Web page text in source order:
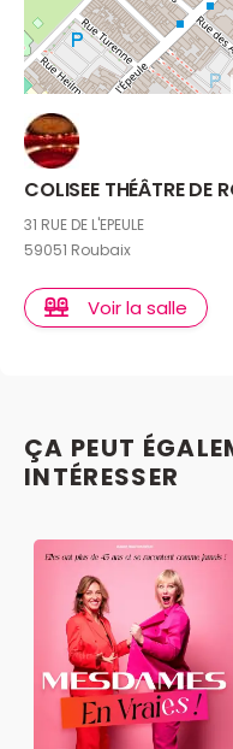
COLISEE THÉÂTRE DE
31 RUE DE L'EPEULE
59051 Roubaix
Voir la salle
ÇA PEUT
INTÉRESSER